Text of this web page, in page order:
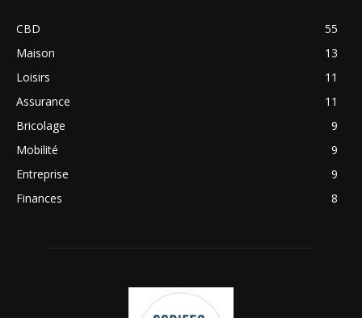
CBD
55
Maison
13
Loisirs
11
Assurance
11
Bricolage
9
Mobilité
9
Entreprise
9
Finances
8